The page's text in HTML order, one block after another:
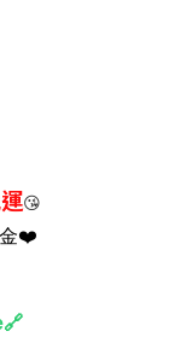
😘
❤️
🔗